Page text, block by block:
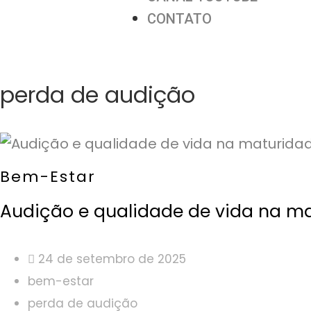
CONTATO
perda de audição
Bem-Estar
Audição e qualidade de vida na
24 de setembro de 2025
bem-estar
perda de audição